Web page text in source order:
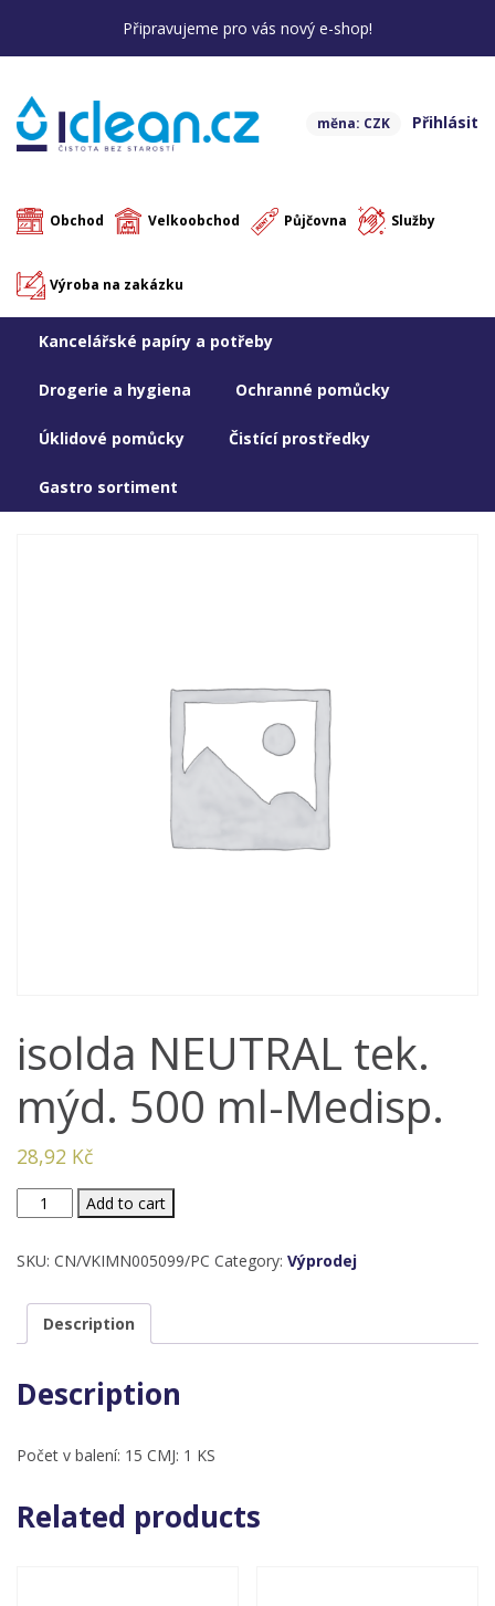
Připravujeme pro vás nový e-shop!
Přihlásit
měna: CZK
Obchod Velkoobchod Půjčovna Služby
Výroba na zakázku
Kancelářské papíry a potřeby
Drogerie a hygiena Ochranné pomůcky
Úklidové pomůcky Čistící prostředky
Gastro sortiment
isolda NEUTRAL tek.
mýd. 500 ml-Medisp.
28,92 Kč
isolda
tek.
500
ml-
Medisp.
quantity
Add to cart
SKU: CN/VKIMN005099/PC Category: Výprodej
Description
Description
Počet v balení: 15 CMJ: 1 KS
Related products